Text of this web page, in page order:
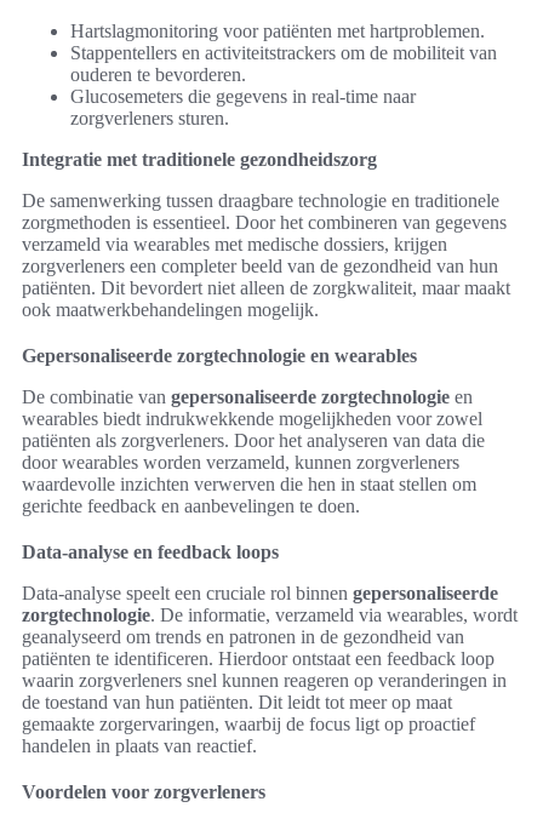
Hartslagmonitoring voor patiënten met hartproblemen.
Stappentellers en activiteitstrackers om de mobiliteit van
ouderen te bevorderen.
Glucosemeters die gegevens in real-time naar
zorgverleners sturen.
Integratie met traditionele gezondheidszorg
De samenwerking tussen draagbare technologie en traditionele
zorgmethoden is essentieel. Door het combineren van gegevens
verzameld via wearables met medische dossiers, krijgen
zorgverleners een completer beeld van de gezondheid van hun
patiënten. Dit bevordert niet alleen de zorgkwaliteit, maar maakt
ook maatwerkbehandelingen mogelijk.
Gepersonaliseerde zorgtechnologie en wearables
De combinatie van gepersonaliseerde zorgtechnologie en
wearables biedt indrukwekkende mogelijkheden voor zowel
patiënten als zorgverleners. Door het analyseren van data die
door wearables worden verzameld, kunnen zorgverleners
waardevolle inzichten verwerven die hen in staat stellen om
gerichte feedback en aanbevelingen te doen.
Data-analyse en feedback loops
Data-analyse speelt een cruciale rol binnen gepersonaliseerde
zorgtechnologie. De informatie, verzameld via wearables, wordt
geanalyseerd om trends en patronen in de gezondheid van
patiënten te identificeren. Hierdoor ontstaat een feedback loop
waarin zorgverleners snel kunnen reageren op veranderingen in
de toestand van hun patiënten. Dit leidt tot meer op maat
gemaakte zorgervaringen, waarbij de focus ligt op proactief
handelen in plaats van reactief.
Voordelen voor zorgverleners